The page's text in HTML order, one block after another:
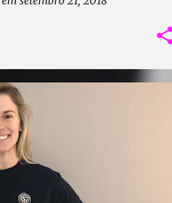
ANNIE DREWS